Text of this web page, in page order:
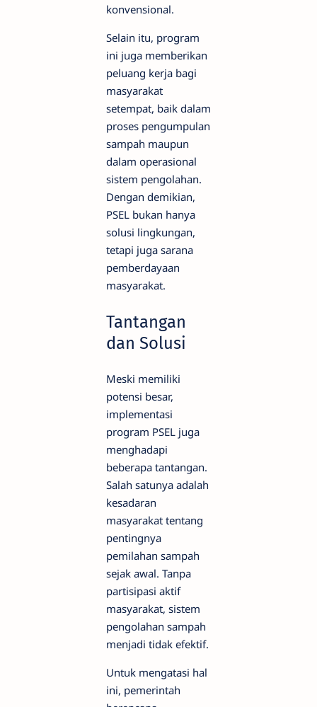
konvensional.
Selain itu, program
ini juga memberikan
peluang kerja bagi
masyarakat
setempat, baik dalam
proses pengumpulan
sampah maupun
dalam operasional
sistem pengolahan.
Dengan demikian,
PSEL bukan hanya
solusi lingkungan,
tetapi juga sarana
pemberdayaan
masyarakat.
Tantangan
dan Solusi
Meski memiliki
potensi besar,
implementasi
program PSEL juga
menghadapi
beberapa tantangan.
Salah satunya adalah
kesadaran
masyarakat tentang
pentingnya
pemilahan sampah
sejak awal. Tanpa
partisipasi aktif
masyarakat, sistem
pengolahan sampah
menjadi tidak efektif.
Untuk mengatasi hal
ini, pemerintah